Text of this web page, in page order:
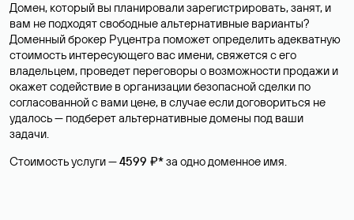
Домен, который вы планировали зарегистрировать, занят, и
вам не подходят свободные альтернативные варианты?
Доменный брокер Руцентра поможет определить адекватную
стоимость интересующего вас имени, свяжется с его
владельцем, проведет переговоры о возможности продажи и
окажет содействие в организации безопасной сделки по
согласованной с вами цене, в случае если договориться не
удалось — подберет альтернативные домены под ваши
задачи.
Стоимость услуги —4599 ₽*за одно доменное имя.